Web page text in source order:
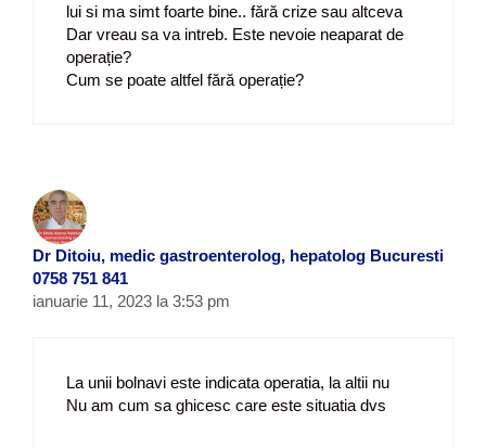
lui si ma simt foarte bine.. fără crize sau altceva
Dar vreau sa va intreb. Este nevoie neaparat de
operație?
Cum se poate altfel fără operație?
Dr Ditoiu, medic gastroenterolog, hepatolog Bucuresti
0758 751 841
ianuarie 11, 2023 la 3:53 pm
La unii bolnavi este indicata operatia, la altii nu
Nu am cum sa ghicesc care este situatia dvs